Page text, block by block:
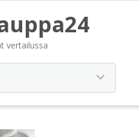
vertailussa